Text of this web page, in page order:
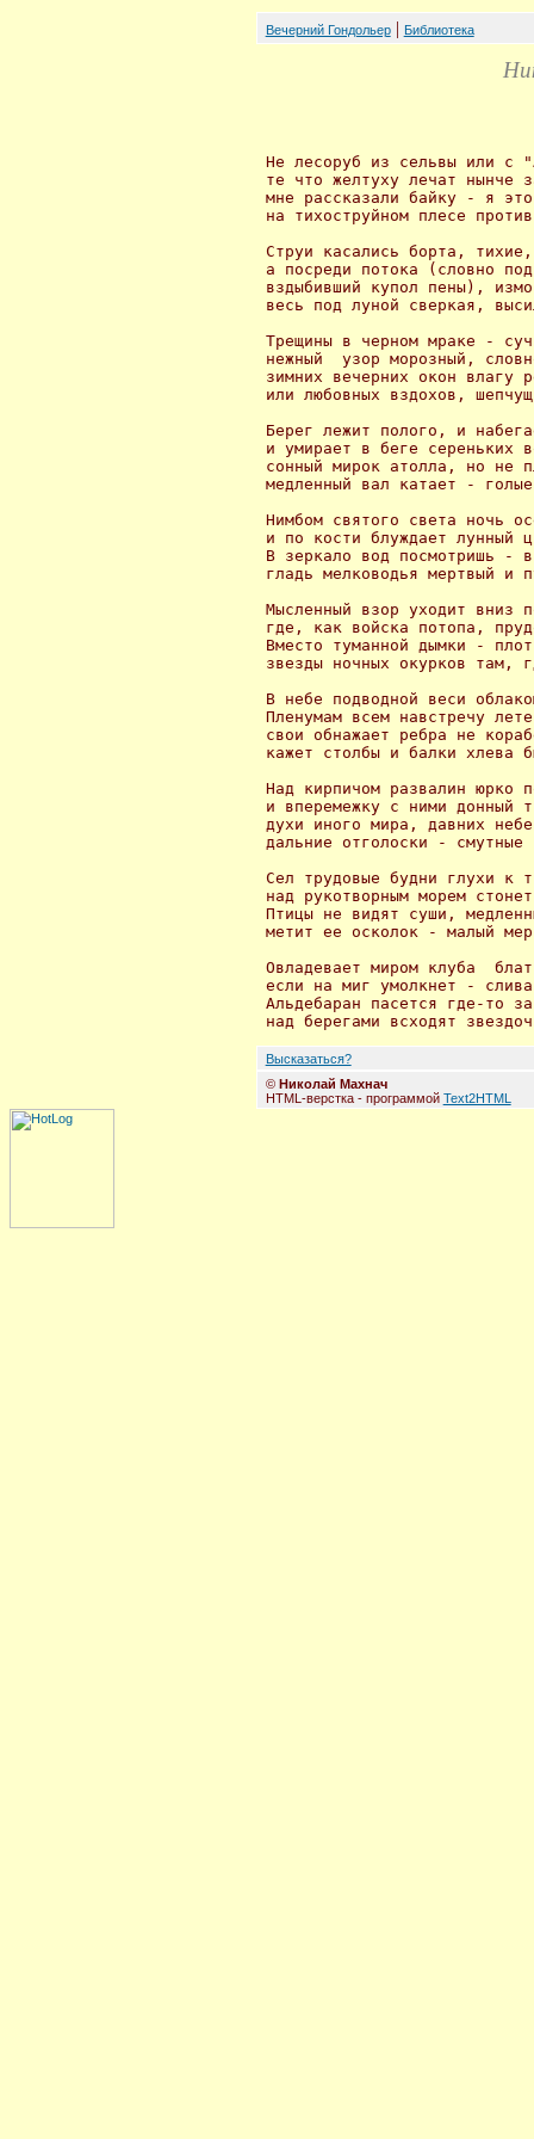
Вечерний Гондольер| Библиотека
Не лесоруб из сельвы или с
те что желтуху лечат нынче
мне рассказали байку - я
на тихоструйном плесе
Струи касались борта,
а посреди потока (словно
вздыбивший купол пены),
весь под луной сверкая,
Трещины в черном мраке -
нежный  узор морозный,
зимних вечерних окон влагу
или любовных вздохов,
Берег лежит полого, и
и умирает в беге сереньких
сонный мирок атолла, но не
медленный вал катает -
Нимбом святого света ночь
и по кости блуждает лунный
В зеркало вод посмотришь -
гладь мелководья мертвый и
Мысленный взор уходит вниз
где, как войска потопа,
Вместо туманной дымки -
звезды ночных окурков там,
В небе подводной веси
Пленумам всем навстречу
свои обнажает ребра не
кажет столбы и балки хлева
Над кирпичом развалин юрко
и вперемежку с ними донный
духи иного мира, давних
дальние отголоски - смутные
Сел трудовые будни глухи к
над рукотворным морем
Птицы не видят суши,
метит ее осколок - малый
Овладевает миром клуба
если на миг умолкнет -
Альдебаран пасется где-то
Высказаться?
© Николай Махнач
HTML-верстка - программой Text2HTML